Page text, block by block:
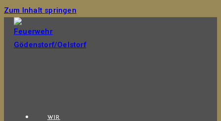
Zum Inhalt springen
WIR